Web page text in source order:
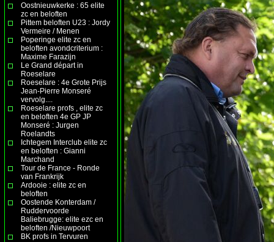
Oostnieuwkerke : 65 elite
zc en beloften
Pittem beloften U23 : Jordy
Vermeire / Menen
Poperinge elite zc en
beloften avondcriterium :
Maxime Farazijn
Le Grand départ in
Roeselare
Roeselare : 4e Grote Prijs
Jean-Pierre Monseré
vervolg....
Roeselare profs , elite zc
en beloften 4e GP JP
Monseré : Jurgen
Roelandts
Ichtegem Interclub elite zc
en beloften : Gianni
Marchand
Tour de France - Ronde
van Frankrijk
Ardooie : elite zc en
beloften
Oostende Konterdam /
Ruddervoorde
Baliebrugge: elite ezc en
beloften /Nieuwpoort
BK profs in Tervuren